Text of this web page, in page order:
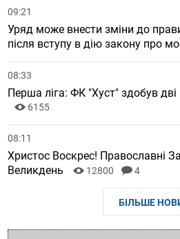
09:21
Уряд може внести зміни до
після вступу в дію закону про
08:33
Перша ліга: ФК "Хуст" здобув
6155
08:11
Христос Воскрес! Православні
Великдень
12800 4
БІЛЬШЕ